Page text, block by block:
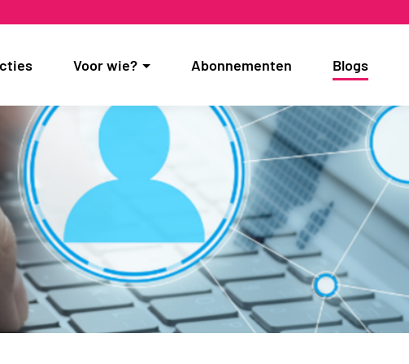
Voor wie? Abonnementen Blogs